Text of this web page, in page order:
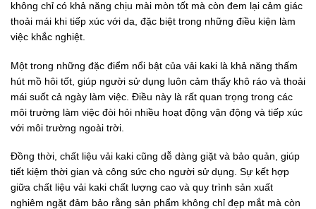
không chỉ có khả năng chịu mài mòn tốt mà còn đem lại cảm giác
thoải mái khi tiếp xúc với da, đặc biệt trong những điều kiện làm
việc khắc nghiệt.
Một trong những đặc điểm nổi bật của vải kaki là khả năng thấm
hút mồ hôi tốt, giúp người sử dụng luôn cảm thấy khô ráo và thoải
mái suốt cả ngày làm việc. Điều này là rất quan trọng trong các
môi trường làm việc đòi hỏi nhiều hoạt động vận động và tiếp xúc
với môi trường ngoài trời.
Đồng thời, chất liệu vải kaki cũng dễ dàng giặt và bảo quản, giúp
tiết kiệm thời gian và công sức cho người sử dụng. Sự kết hợp
giữa chất liệu vải kaki chất lượng cao và quy trình sản xuất
nghiêm ngặt đảm bảo rằng sản phẩm không chỉ đẹp mắt mà còn